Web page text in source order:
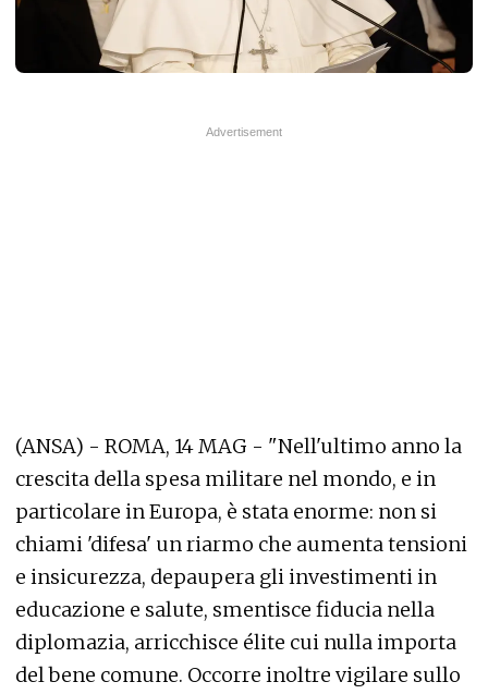
(ANSA) - ROMA, 14 MAG - "Nell'ultimo anno la
crescita della spesa militare nel mondo, e in
particolare in Europa, è stata enorme: non si
chiami 'difesa' un riarmo che aumenta tensioni
e insicurezza, depaupera gli investimenti in
educazione e salute, smentisce fiducia nella
diplomazia, arricchisce élite cui nulla importa
del bene comune. Occorre inoltre vigilare sullo